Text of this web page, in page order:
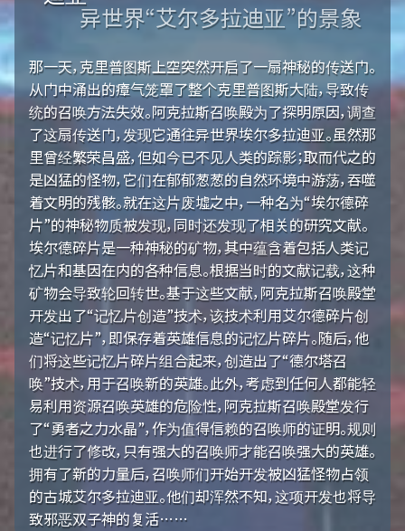
异世界“艾尔多拉迪亚”的景象
那一天，克里普图斯上空突然开启了一扇神秘的传送门。
从门中涌出的瘴气笼罩了整个克里普图斯大陆，导致传
统的召唤方法失效。阿克拉斯召唤殿为了探明原因，调查
了这扇传送门，发现它通往异世界埃尔多拉迪亚。虽然那
里曾经繁荣昌盛，但如今已不见人类的踪影；取而代之的
是凶猛的怪物，它们在郁郁葱葱的自然环境中游荡，吞噬
着文明的残骸。就在这片废墟之中，一种名为“埃尔德碎
片”的神秘物质被发现，同时还发现了相关的研究文献。
埃尔德碎片是一种神秘的矿物，其中蕴含着包括人类记
忆片和基因在内的各种信息。根据当时的文献记载，这种
矿物会导致轮回转世。基于这些文献，阿克拉斯召唤殿堂
开发出了“记忆片创造”技术，该技术利用艾尔德碎片创
造“记忆片”，即保存着英雄信息的记忆片碎片。随后，他
们将这些记忆片碎片组合起来，创造出了“德尔塔召
唤”技术，用于召唤新的英雄。此外，考虑到任何人都能轻
易利用资源召唤英雄的危险性，阿克拉斯召唤殿堂发行
了“勇者之力水晶”，作为值得信赖的召唤师的证明。规则
也进行了修改，只有强大的召唤师才能召唤强大的英雄。
拥有了新的力量后，召唤师们开始开发被凶猛怪物占领
的古城艾尔多拉迪亚。他们却浑然不知，这项开发也将导
致邪恶双子神的复活……